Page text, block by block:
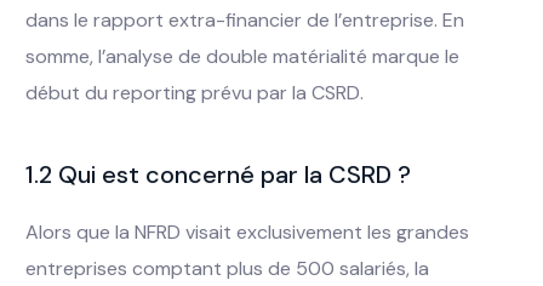
dans le rapport extra-financier de l’entreprise. En
somme, l’analyse de double matérialité marque le
début du reporting prévu par la CSRD.
1.2 Qui est concerné par la CSRD ?
Alors que la NFRD visait exclusivement les grandes
entreprises comptant plus de 500 salariés, la